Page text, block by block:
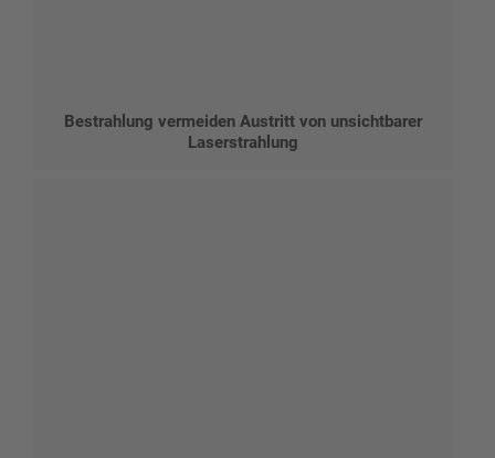
Bestrahlung vermeiden Austritt von unsichtbarer
Laserstrahlung